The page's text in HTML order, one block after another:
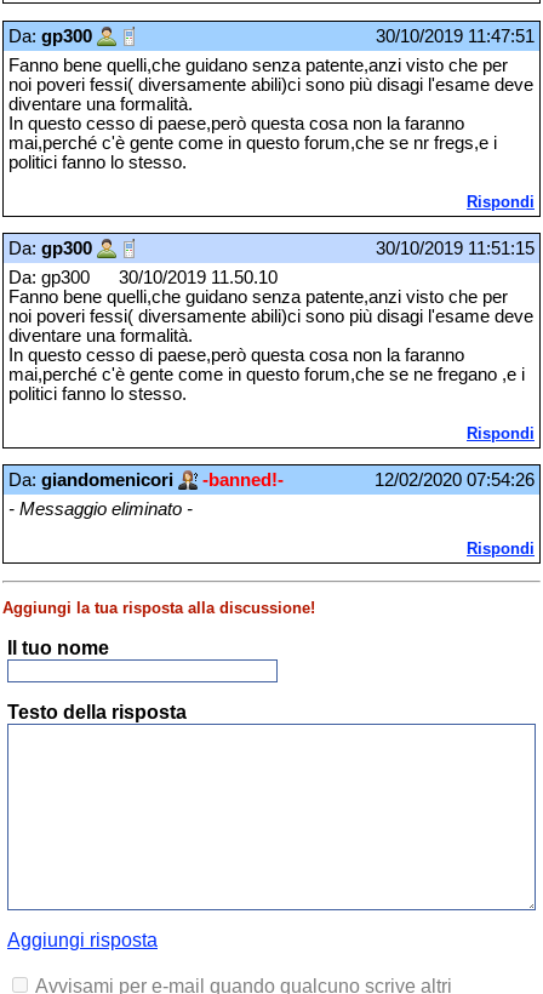
Da: gp300
30/10/2019 11:47:51
Fanno bene quelli,che guidano senza patente,anzi visto che per
noi poveri fessi( diversamente abili)ci sono più disagi l'esame deve
diventare una formalità.
In questo cesso di paese,però questa cosa non la faranno
mai,perché c'è gente come in questo forum,che se nr fregs,e i
politici fanno lo stesso.
Rispondi
Da: gp300
30/10/2019 11:51:15
Da: gp300 30/10/2019 11.50.10
Fanno bene quelli,che guidano senza patente,anzi visto che per
noi poveri fessi( diversamente abili)ci sono più disagi l'esame deve
diventare una formalità.
In questo cesso di paese,però questa cosa non la faranno
mai,perché c'è gente come in questo forum,che se ne fregano ,e i
politici fanno lo stesso.
Rispondi
Da: giandomenicori -banned!-
12/02/2020 07:54:26
- Messaggio eliminato -
Rispondi
Aggiungi la tua risposta alla discussione!
Il tuo nome
Testo della risposta
Aggiungi risposta
Avvisami per e-mail quando qualcuno scrive altri